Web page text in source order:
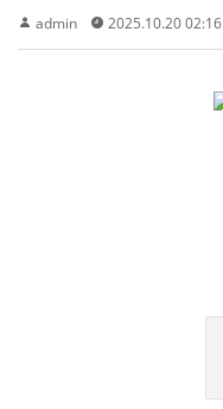
admin 2025.10.20 02:16